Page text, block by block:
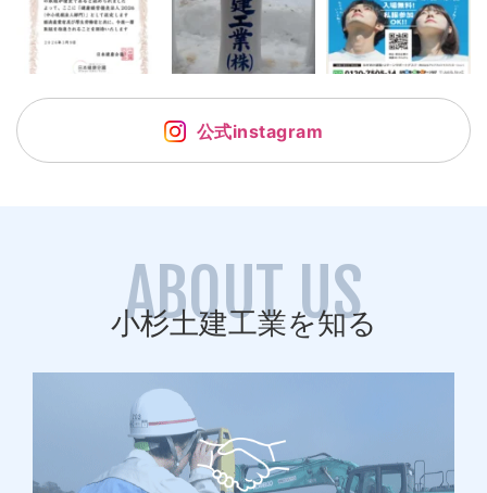
公式instagram
ABOUT US
小杉土建工業を知る